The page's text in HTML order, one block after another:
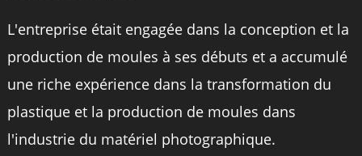
L'entreprise était engagée dans la conception et la
production de moules à ses débuts et a accumulé
une riche expérience dans la transformation du
plastique et la production de moules dans
l'industrie du matériel photographique.